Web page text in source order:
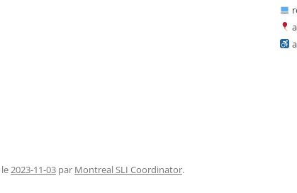
le2023-11-03 par Montreal SLI Coordinator.